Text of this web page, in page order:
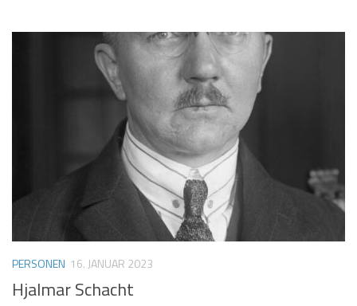
PERSONEN 16. JANUAR 2023
Hjalmar Schacht